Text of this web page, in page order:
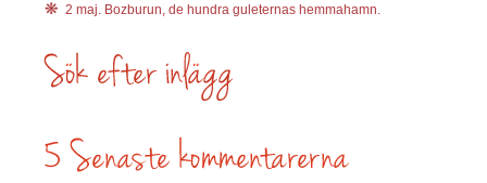
2 maj. Bozburun, de hundra guleternas hemmahamn.